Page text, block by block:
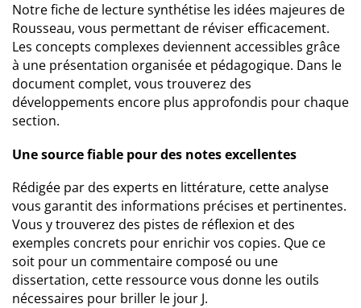
Notre fiche de lecture synthétise les idées majeures de
Rousseau, vous permettant de réviser efficacement.
Les concepts complexes deviennent accessibles grâce
à une présentation organisée et pédagogique. Dans le
document complet, vous trouverez des
développements encore plus approfondis pour chaque
section.
Une source fiable pour des notes excellentes
Rédigée par des experts en littérature, cette analyse
vous garantit des informations précises et pertinentes.
Vous y trouverez des pistes de réflexion et des
exemples concrets pour enrichir vos copies. Que ce
soit pour un commentaire composé ou une
dissertation, cette ressource vous donne les outils
nécessaires pour briller le jour J.